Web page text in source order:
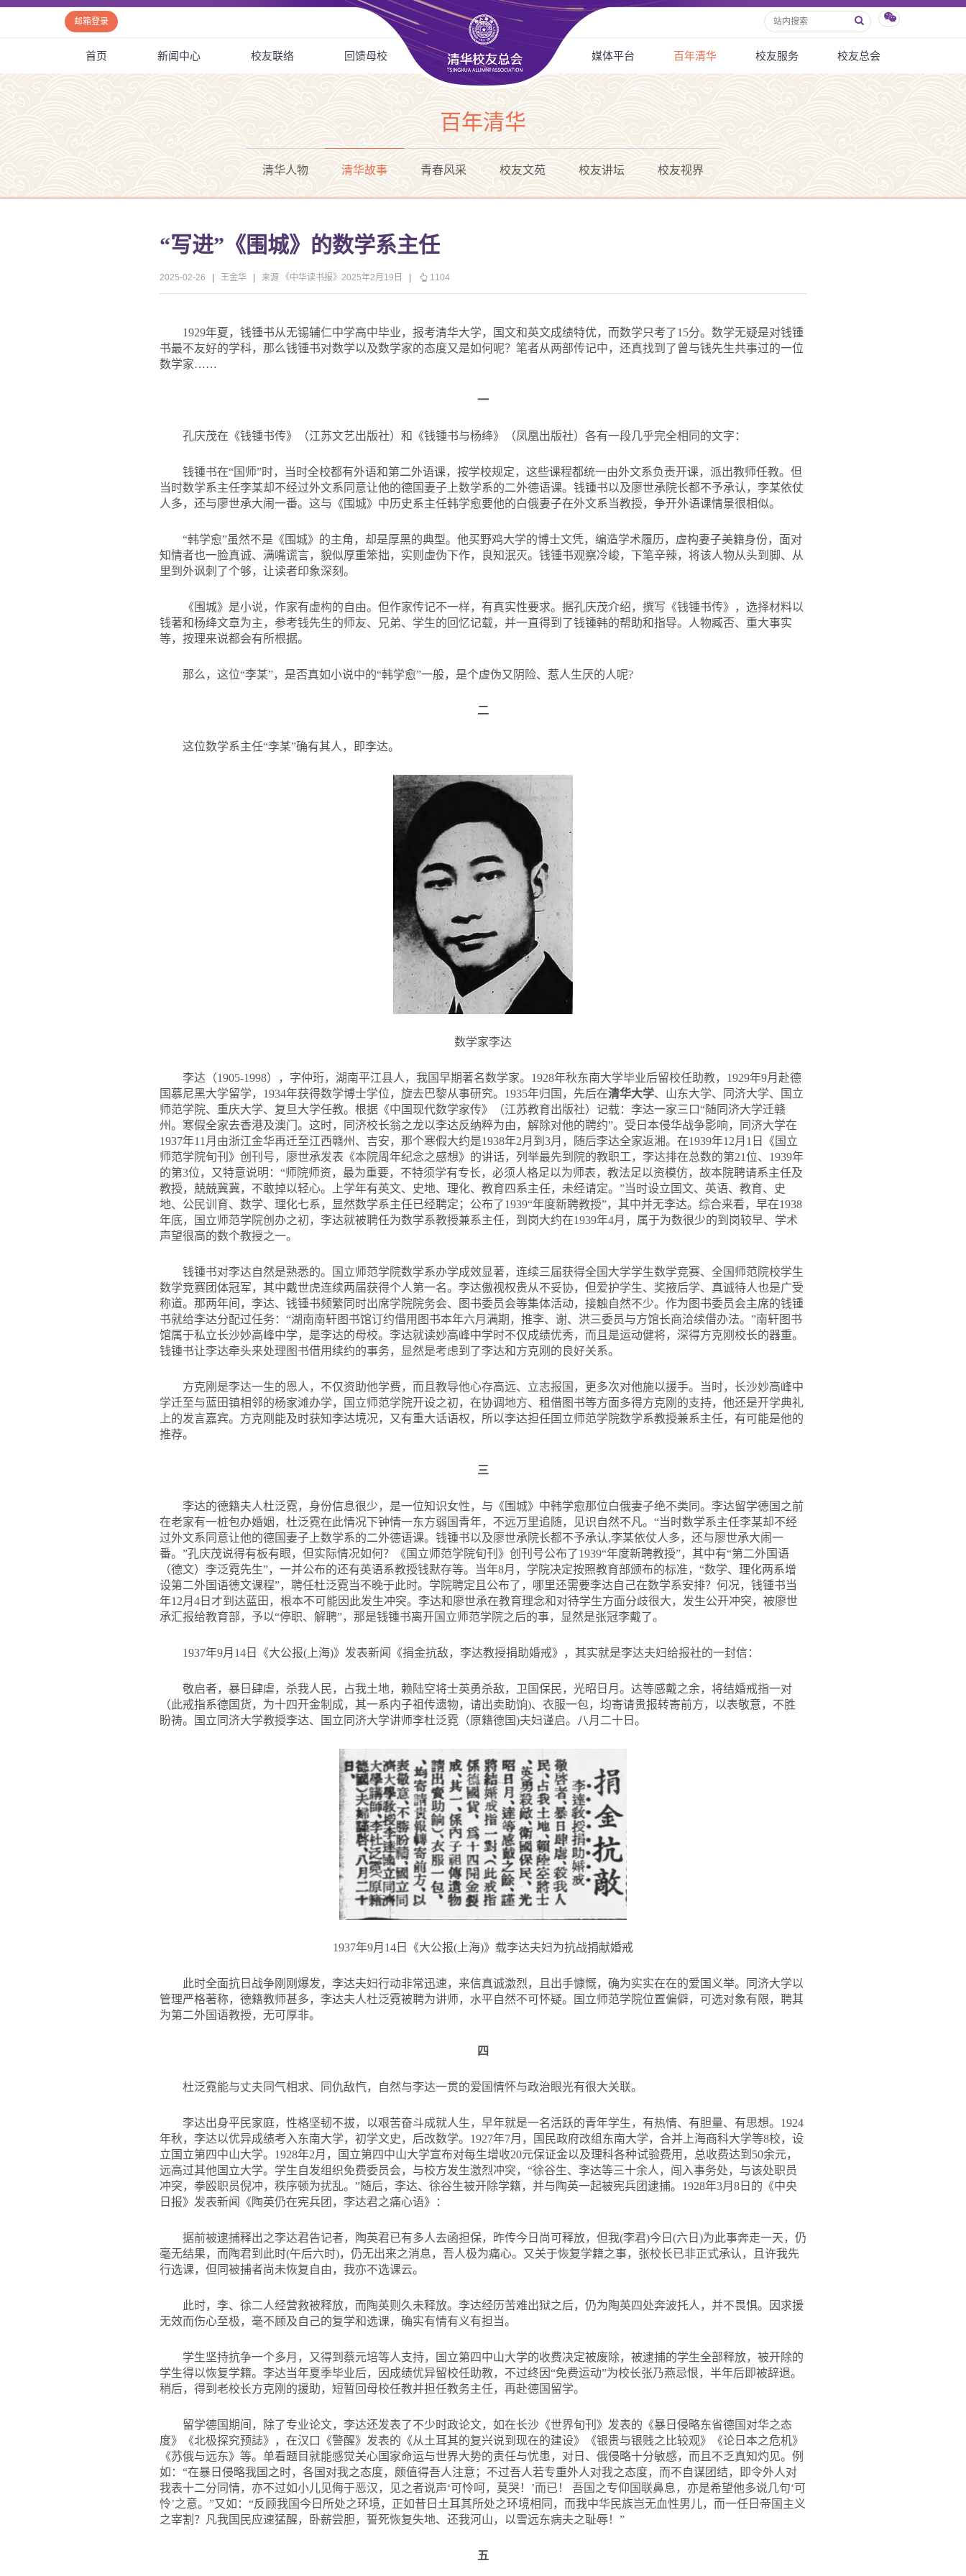
邮箱登录
首页 新闻中心 校友联络 回馈母校 媒体平台 百年清华 校友服务 校友总会
百年清华
清华人物 清华故事 青春风采 校友文苑 校友讲坛 校友视界
“写进”《围城》的数学系主任
2025-02-26 王金华 来源 《中华读书报》2025年2月19日 1104
1929年夏，钱锺书从无锡辅仁中学高中毕业，报考清华大学，国文和英文成绩特优，而数学只考了15分。数学无疑是对钱锺
书最不友好的学科，那么钱锺书对数学以及数学家的态度又是如何呢？笔者从两部传记中，还真找到了曾与钱先生共事过的一位
数学家……
一
孔庆茂在《钱锺书传》（江苏文艺出版社）和《钱锺书与杨绛》（凤凰出版社）各有一段几乎完全相同的文字：
钱锺书在“国师”时，当时全校都有外语和第二外语课，按学校规定，这些课程都统一由外文系负责开课，派出教师任教。但
当时数学系主任李某却不经过外文系同意让他的德国妻子上数学系的二外德语课。钱锺书以及廖世承院长都不予承认，李某依仗
人多，还与廖世承大闹一番。这与《围城》中历史系主任韩学愈要他的白俄妻子在外文系当教授，争开外语课情景很相似。
“韩学愈”虽然不是《围城》的主角，却是厚黑的典型。他买野鸡大学的博士文凭，编造学术履历，虚构妻子美籍身份，面对
知情者也一脸真诚、满嘴谎言，貌似厚重笨拙，实则虚伪下作，良知泯灭。钱锺书观察冷峻，下笔辛辣，将该人物从头到脚、从
里到外讽刺了个够，让读者印象深刻。
《围城》是小说，作家有虚构的自由。但作家传记不一样，有真实性要求。据孔庆茂介绍，撰写《钱锺书传》，选择材料以
钱著和杨绛文章为主，参考钱先生的师友、兄弟、学生的回忆记载，并一直得到了钱锺韩的帮助和指导。人物臧否、重大事实
等，按理来说都会有所根据。
那么，这位“李某”，是否真如小说中的“韩学愈”一般，是个虚伪又阴险、惹人生厌的人呢?
二
这位数学系主任“李某”确有其人，即李达。
数学家李达
李达（1905-1998），字仲珩，湖南平江县人，我国早期著名数学家。1928年秋东南大学毕业后留校任助教，1929年9月赴德
国慕尼黑大学留学，1934年获得数学博士学位，旋去巴黎从事研究。1935年归国，先后在清华大学、山东大学、同济大学、国立
师范学院、重庆大学、复旦大学任教。根据《中国现代数学家传》（江苏教育出版社）记载：李达一家三口“随同济大学迁赣
州。寒假全家去香港及澳门。这时，同济校长翁之龙以李达反纳粹为由，解除对他的聘约”。受日本侵华战争影响，同济大学在
1937年11月由浙江金华再迁至江西赣州、吉安，那个寒假大约是1938年2月到3月，随后李达全家返湘。在1939年12月1日《国立
师范学院旬刊》创刊号，廖世承发表《本院周年纪念之感想》的讲话，列举最先到院的教职工，李达排在总数的第21位、1939年
的第3位，又特意说明：“师院师资，最为重要，不特须学有专长，必须人格足以为师表，教法足以资模仿，故本院聘请系主任及
教授，兢兢冀冀，不敢掉以轻心。上学年有英文、史地、理化、教育四系主任，未经请定。”当时设立国文、英语、教育、史
地、公民训育、数学、理化七系，显然数学系主任已经聘定；公布了1939“年度新聘教授”，其中并无李达。综合来看，早在1938
年底，国立师范学院创办之初，李达就被聘任为数学系教授兼系主任，到岗大约在1939年4月，属于为数很少的到岗较早、学术
声望很高的数个教授之一。
钱锺书对李达自然是熟悉的。国立师范学院数学系办学成效显著，连续三届获得全国大学学生数学竞赛、全国师范院校学生
数学竞赛团体冠军，其中戴世虎连续两届获得个人第一名。李达傲视权贵从不妥协，但爱护学生、奖掖后学、真诚待人也是广受
称道。那两年间，李达、钱锺书频繁同时出席学院院务会、图书委员会等集体活动，接触自然不少。作为图书委员会主席的钱锺
书就给李达分配过任务：“湖南南轩图书馆订约借用图书本年六月满期，推李、谢、洪三委员与方馆长商洽续借办法。”南轩图书
馆属于私立长沙妙高峰中学，是李达的母校。李达就读妙高峰中学时不仅成绩优秀，而且是运动健将，深得方克刚校长的器重。
钱锺书让李达牵头来处理图书借用续约的事务，显然是考虑到了李达和方克刚的良好关系。
方克刚是李达一生的恩人，不仅资助他学费，而且教导他心存高远、立志报国，更多次对他施以援手。当时，长沙妙高峰中
学迁至与蓝田镇相邻的杨家滩办学，国立师范学院开设之初，在协调地方、租借图书等方面多得方克刚的支持，他还是开学典礼
上的发言嘉宾。方克刚能及时获知李达境况，又有重大话语权，所以李达担任国立师范学院数学系教授兼系主任，有可能是他的
推荐。
三
李达的德籍夫人杜泛霓，身份信息很少，是一位知识女性，与《围城》中韩学愈那位白俄妻子绝不类同。李达留学德国之前
在老家有一桩包办婚姻，杜泛霓在此情况下钟情一东方弱国青年，不远万里追随，见识自然不凡。“当时数学系主任李某却不经
过外文系同意让他的德国妻子上数学系的二外德语课。钱锺书以及廖世承院长都不予承认,李某依仗人多，还与廖世承大闹一
番。”孔庆茂说得有板有眼，但实际情况如何？《国立师范学院旬刊》创刊号公布了1939“年度新聘教授”，其中有“第二外国语
（德文）李泛霓先生”，一并公布的还有英语系教授钱默存等。当年8月，学院决定按照教育部颁布的标准，“数学、理化两系增
设第二外国语德文课程”，聘任杜泛霓当不晚于此时。学院聘定且公布了，哪里还需要李达自己在数学系安排？何况，钱锺书当
年12月4日才到达蓝田，根本不可能因此发生冲突。李达和廖世承在教育理念和对待学生方面分歧很大，发生公开冲突，被廖世
承汇报给教育部，予以“停职、解聘”，那是钱锺书离开国立师范学院之后的事，显然是张冠李戴了。
1937年9月14日《大公报(上海)》发表新闻《捐金抗敌，李达教授捐助婚戒》，其实就是李达夫妇给报社的一封信：
敬启者，暴日肆虐，杀我人民，占我土地，赖陆空将士英勇杀敌，卫国保民，光昭日月。达等感戴之余，将结婚戒指一对
（此戒指系德国货，为十四开金制成，其一系内子祖传遗物，请出卖助饷)、衣服一包，均寄请贵报转寄前方，以表敬意，不胜
盼祷。国立同济大学教授李达、国立同济大学讲师李杜泛霓（原籍德国)夫妇谨启。八月二十日。
1937年9月14日《大公报(上海)》载李达夫妇为抗战捐献婚戒
此时全面抗日战争刚刚爆发，李达夫妇行动非常迅速，来信真诚激烈，且出手慷慨，确为实实在在的爱国义举。同济大学以
管理严格著称，德籍教师甚多，李达夫人杜泛霓被聘为讲师，水平自然不可怀疑。国立师范学院位置偏僻，可选对象有限，聘其
为第二外国语教授，无可厚非。
四
杜泛霓能与丈夫同气相求、同仇敌忾，自然与李达一贯的爱国情怀与政治眼光有很大关联。
李达出身平民家庭，性格坚韧不拔，以艰苦奋斗成就人生，早年就是一名活跃的青年学生，有热情、有胆量、有思想。1924
年秋，李达以优异成绩考入东南大学，初学文史，后改数学。1927年7月，国民政府改组东南大学，合并上海商科大学等8校，设
立国立第四中山大学。1928年2月，国立第四中山大学宣布对每生增收20元保证金以及理科各种试验费用，总收费达到50余元，
远高过其他国立大学。学生自发组织免费委员会，与校方发生激烈冲突，“徐谷生、李达等三十余人，闯入事务处，与该处职员
冲突，拳殴职员倪冲，秩序顿为扰乱。”随后，李达、徐谷生被开除学籍，并与陶英一起被宪兵团逮捕。1928年3月8日的《中央
日报》发表新闻《陶英仍在宪兵团，李达君之痛心语》：
据前被逮捕释出之李达君告记者，陶英君已有多人去函担保，昨传今日尚可释放，但我(李君)今日(六日)为此事奔走一天，仍
毫无结果，而陶君到此时(午后六时)，仍无出来之消息，吾人极为痛心。又关于恢复学籍之事，张校长已非正式承认，且许我先
行选课，但同被捕者尚未恢复自由，我亦不选课云。
此时，李、徐二人经营救被释放，而陶英则久未释放。李达经历苦难出狱之后，仍为陶英四处奔波托人，并不畏惧。因求援
无效而伤心至极，毫不顾及自己的复学和选课，确实有情有义有担当。
学生坚持抗争一个多月，又得到蔡元培等人支持，国立第四中山大学的收费决定被废除，被逮捕的学生全部释放，被开除的
学生得以恢复学籍。李达当年夏季毕业后，因成绩优异留校任助教，不过终因“免费运动”为校长张乃燕忌恨，半年后即被辞退。
稍后，得到老校长方克刚的援助，短暂回母校任教并担任教务主任，再赴德国留学。
留学德国期间，除了专业论文，李达还发表了不少时政论文，如在长沙《世界旬刊》发表的《暴日侵略东省德国对华之态
度》《北极探究预誌》，在汉口《警醒》发表的《从土耳其的复兴说到现在的建设》《银贵与银贱之比较观》《论日本之危机》
《苏俄与远东》等。单看题目就能感觉关心国家命运与世界大势的责任与忧患，对日、俄侵略十分敏感，而且不乏真知灼见。例
如：“在暴日侵略我国之时，各国对我之态度，颇值得吾人注意；不过吾人若专重外人对我之态度，而不自谋团结，即令外人对
我表十二分同情，亦不过如小儿见侮于恶汉，见之者说声‘可怜呵，莫哭！’而已！ 吾国之专仰国联鼻息，亦是希望他多说几句‘可
怜’之意。”又如：“反顾我国今日所处之环境，正如昔日土耳其所处之环境相同，而我中华民族岂无血性男儿，而一任日帝国主义
之宰割？凡我国民应速猛醒，卧薪尝胆，誓死恢复失地、还我河山，以雪远东病夫之耻辱！”
五